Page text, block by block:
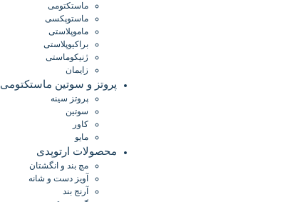
ماستکتومی
ماستوپکسی
ماموپلاستی
براکیوپلاستی
ژنیکوماستی
زایمان
پروتز و سوتین ماستکتومی
پروتز سینه
سوتین
کاور
مایو
محصولات ارتوپدی
مچ بند و انگشتان
آویز دست و شانه
آرنج بند